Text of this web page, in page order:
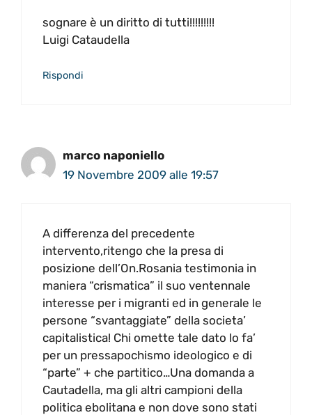
sognare è un diritto di tutti!!!!!!!!!
Luigi Cataudella
Rispondi
marco naponiello
19 Novembre 2009 alle 19:57
A differenza del precedente
intervento,ritengo che la presa di
posizione dell’On.Rosania testimonia in
maniera “crismatica” il suo ventennale
interesse per i migranti ed in generale le
persone “svantaggiate” della societa’
capitalistica! Chi omette tale dato lo fa’
per un pressapochismo ideologico e di
“parte” + che partitico…Una domanda a
Cautadella, ma gli altri campioni della
politica ebolitana e non dove sono stati